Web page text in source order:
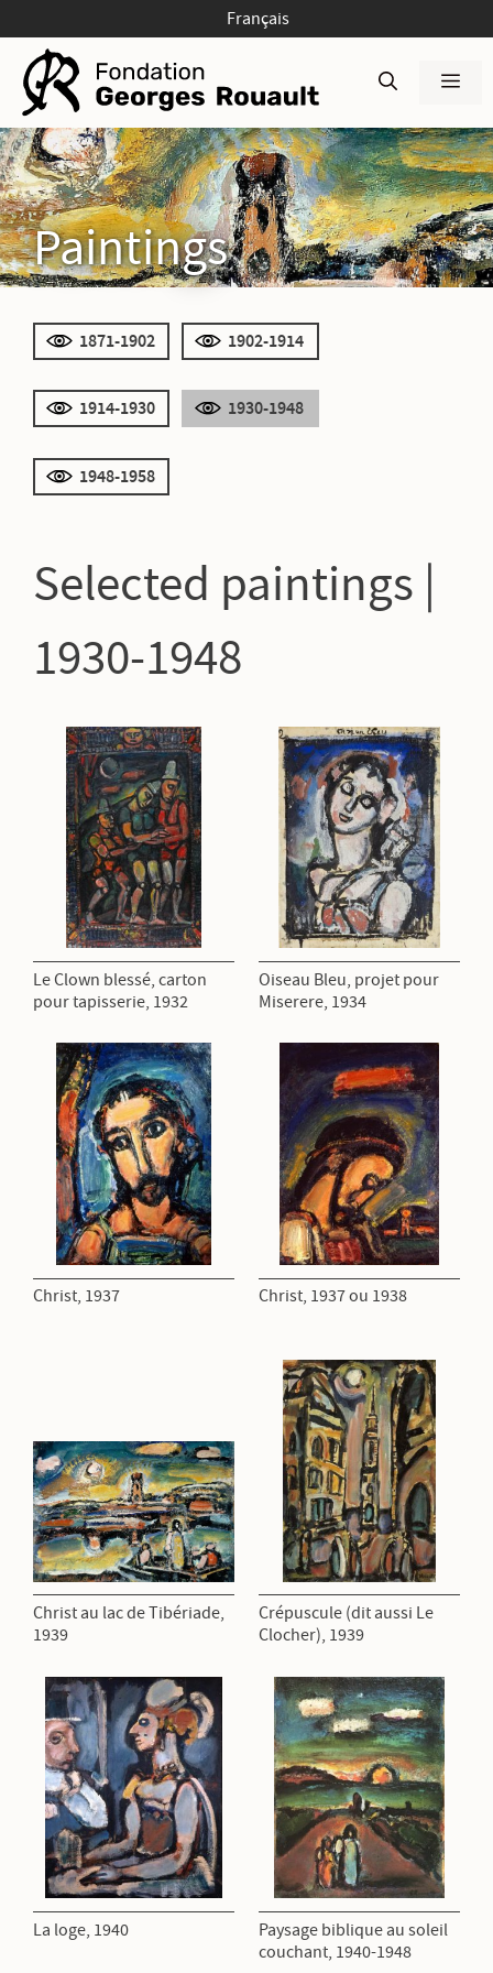
to
content
Français
Paintings
1871-1902 1902-1914
1914-1930 1930-1948
1948-1958
Selected paintings |
1930-1948
Le Clown blessé, carton
pour tapisserie, 1932
Oiseau Bleu, projet pour
Miserere, 1934
Christ, 1937 Christ, 1937 ou 1938
Christ au lac de Tibériade,
1939
Crépuscule (dit aussi Le
Clocher), 1939
La loge, 1940
Paysage biblique au soleil
couchant, 1940-1948